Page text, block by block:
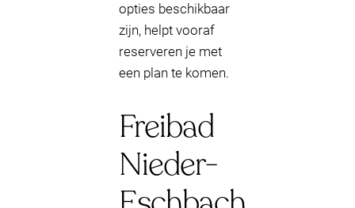
opties beschikbaar
zijn, helpt vooraf
reserveren je met
een plan te komen.
Freibad
Nieder-